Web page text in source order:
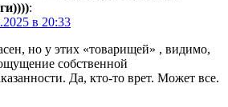
:
в 20:33
но у этих «товарищей» , видимо,
собственной
Да, кто-то врет. Может все.